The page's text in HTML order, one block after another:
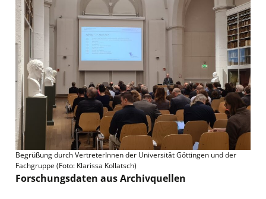
Begrüßung durch VertreterInnen der Universität Göttingen und der
Fachgruppe (Foto: Klarissa Kollatsch)
Forschungsdaten aus Archivquellen